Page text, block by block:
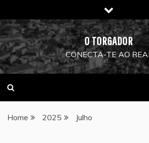
to
content
O TORGADOR
CONECTA-TE AO
Home 2025 Julho